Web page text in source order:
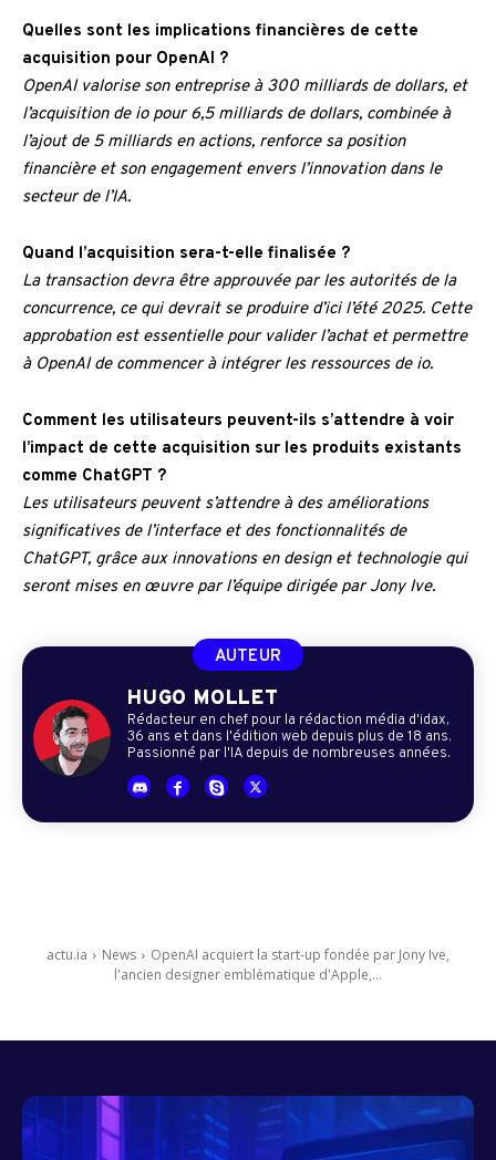
Quelles sont les implications financières de cette
acquisition pour OpenAI ?
OpenAI valorise son entreprise à 300 milliards de dollars, et
l’acquisition de io pour 6,5 milliards de dollars, combinée à
l’ajout de 5 milliards en actions, renforce sa position
financière et son engagement envers l’innovation dans le
secteur de l’IA.
Quand l’acquisition sera-t-elle finalisée ?
La transaction devra être approuvée par les autorités de la
concurrence, ce qui devrait se produire d’ici l’été 2025. Cette
approbation est essentielle pour valider l’achat et permettre
à OpenAI de commencer à intégrer les ressources de io.
Comment les utilisateurs peuvent-ils s’attendre à voir
l’impact de cette acquisition sur les produits existants
comme ChatGPT ?
Les utilisateurs peuvent s’attendre à des améliorations
significatives de l’interface et des fonctionnalités de
ChatGPT, grâce aux innovations en design et technologie qui
seront mises en œuvre par l’équipe dirigée par Jony Ive.
AUTEUR
HUGO MOLLET
Rédacteur en chef pour la rédaction média d'idax,
36 ans et dans l'édition web depuis plus de 18 ans.
Passionné par l'IA depuis de nombreuses années.
actu.ia News
OpenAI acquiert la start-up fondée par Jony Ive,
l'ancien designer emblématique d'Apple,...